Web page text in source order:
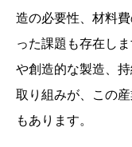
造の必要性、材料
った課題も存在し
や創造的な製造、
取り組みが、この
もあります。